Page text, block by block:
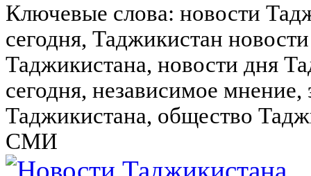
Ключевые слова: новости
сегодня, Таджикистан
Таджикистана, новости дня
сегодня, независимое
Таджикистана, общество
СМИ